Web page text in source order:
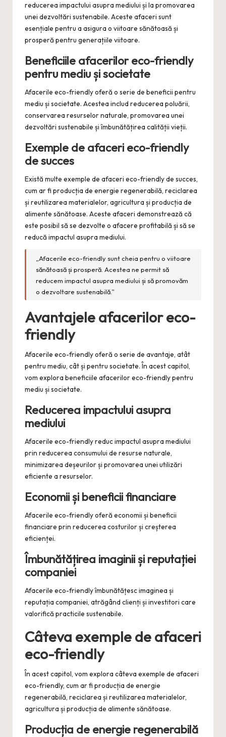
reducerea impactului asupra mediului și la promovarea
unei dezvoltări sustenabile. Aceste afaceri sunt
esențiale pentru a asigura o viitoare sănătoasă și
prosperă pentru generațiile viitoare.
Beneficiile afacerilor eco-friendly
pentru mediu și societate
Afacerile eco-friendly oferă o serie de beneficii pentru
mediu și societate. Acestea includ reducerea poluării,
conservarea resurselor naturale, promovarea unei
dezvoltări sustenabile și îmbunătățirea calității vieții.
Exemple de afaceri eco-friendly
de succes
Există multe exemple de afaceri eco-friendly de succes,
cum ar fi producția de energie regenerabilă, reciclarea
și reutilizarea materialelor, agricultura și producția de
alimente sănătoase. Aceste afaceri demonstrează că
este posibil să se dezvolte o afacere profitabilă și să se
reducă impactul asupra mediului.
„Afacerile eco-friendly sunt cheia pentru o viitoare
sănătoasă și prosperă. Acestea ne permit să
reducem impactul asupra mediului și să promovăm
o dezvoltare sustenabilă.”
Avantajele afacerilor eco-
friendly
Afacerile eco-friendly oferă o serie de avantaje, atât
pentru mediu, cât și pentru societate. În acest capitol,
vom explora beneficiile afacerilor eco-friendly pentru
mediu și societate.
Reducerea impactului asupra
mediului
Afacerile eco-friendly reduc impactul asupra mediului
prin reducerea consumului de resurse naturale,
minimizarea deșeurilor și promovarea unei utilizări
eficiente a resurselor.
Economii și beneficii financiare
Afacerile eco-friendly oferă economii și beneficii
financiare prin reducerea costurilor și creșterea
eficienței.
Îmbunătățirea imaginii și reputației
companiei
Afacerile eco-friendly îmbunătățesc imaginea și
reputația companiei, atrăgând clienți și investitori care
valorifică practicile sustenabile.
Câteva exemple de afaceri
eco-friendly
În acest capitol, vom explora câteva exemple de afaceri
eco-friendly, cum ar fi producția de energie
regenerabilă, reciclarea și reutilizarea materialelor,
agricultura și producția de alimente sănătoase.
Producția de energie regenerabilă